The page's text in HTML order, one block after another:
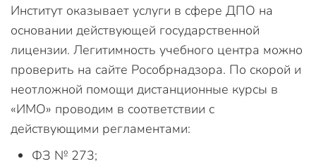
Институт оказывает услуги в сфере ДПО на
основании действующей государственной
лицензии. Легитимность учебного центра можно
проверить на сайте Рособрнадзора. По скорой и
неотложной помощи дистанционные курсы в
«ИМО» проводим в соответствии с
действующими регламентами:
ФЗ № 273;